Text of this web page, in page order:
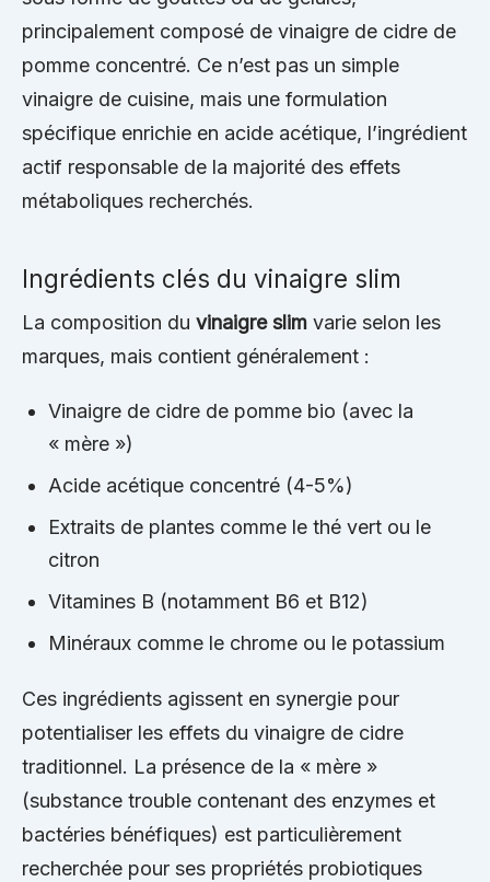
principalement composé de vinaigre de cidre de
pomme concentré. Ce n’est pas un simple
vinaigre de cuisine, mais une formulation
spécifique enrichie en acide acétique, l’ingrédient
actif responsable de la majorité des effets
métaboliques recherchés.
Ingrédients clés du vinaigre slim
La composition du vinaigre slim varie selon les
marques, mais contient généralement :
Vinaigre de cidre de pomme bio (avec la
« mère »)
Acide acétique concentré (4-5%)
Extraits de plantes comme le thé vert ou le
citron
Vitamines B (notamment B6 et B12)
Minéraux comme le chrome ou le potassium
Ces ingrédients agissent en synergie pour
potentialiser les effets du vinaigre de cidre
traditionnel. La présence de la « mère »
(substance trouble contenant des enzymes et
bactéries bénéfiques) est particulièrement
recherchée pour ses propriétés probiotiques